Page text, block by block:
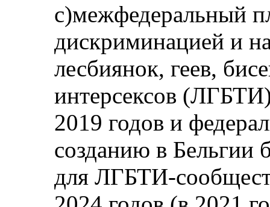
c)межфедеральный
дискриминацией и
лесбиянок, геев,
интерсексов
2019 годов и
созданию в Бельгии
для ЛГБТИ-